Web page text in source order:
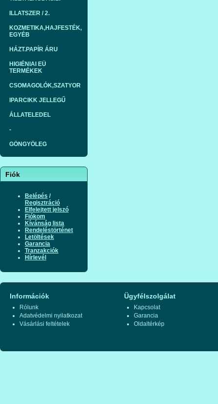
ILLATSZER / 2.
KOZMETIKA,HAJFESTÉK,
EGYÉB
HÁZT.PAPÍR ÁRU
HIGIÉNIAI EÜ
TERMÉKEK
CSOMAGOLÓK,SZATYOR
IPARCIKK JELLEGŰ
ÁLLATELEDEL
-
GÖNGYÖLEG
Fiók
Belépés /
Regisztráció
Elfelejtett jelszó
Fiókom
Kívánság lista
Rendeléstörténet
Letöltések
Garancia
Tranzakciók
Hírlevél
Információk
Rólunk
Adatvédelmi nyilatkozat
Vásárlási feltételek
Ügyfélszolgálat
Kapcsolat
Garancia
Oldaltérkép